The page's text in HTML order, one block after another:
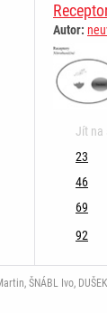
Autor:
Jít na
23
46
69
92
Martin, ŠNÁBL Ivo,